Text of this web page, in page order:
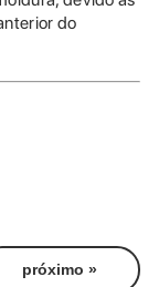
do
próximo »